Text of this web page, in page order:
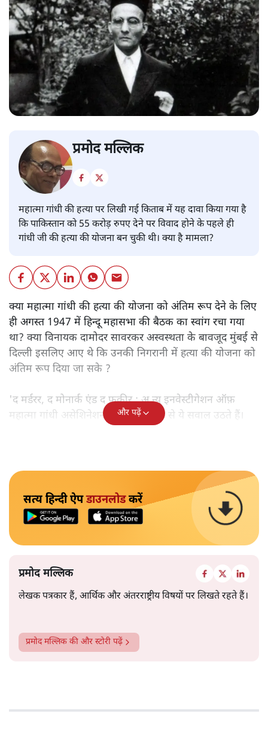
प्रमोद मल्लिक
महात्मा गांधी की हत्या पर लिखी गई किताब में यह दावा किया गया है
कि पाकिस्तान को 55 करोड़ रुपए देने पर विवाद होने के पहले ही
गांधी जी की हत्या की योजना बन चुकी थी। क्या है मामला?
क्या महात्मा गांधी की हत्या की योजना को अंतिम रूप देने के लिए
ही अगस्त 1947 में हिन्दू महासभा की बैठक का स्वांग रचा गया
था? क्या विनायक दामोदर सावरकर अस्वस्थता के बावजूद मुंबई से
दिल्ली इसलिए आए थे कि उनकी निगरानी में हत्या की योजना को
अंतिम रूप दिया जा सके ?
'द मर्डरर, द मोनार्क एंड द फ़कीर : अ न्यू इनवेस्टीगेशन ऑफ़
महात्मा गांधी असेशिनेशन' नामक किताब से ये सवाल उठते हैं।
और पढ़ें
सत्य हिन्दी ऐपडाउनलोडकरें
प्रमोद मल्लिक
लेखक पत्रकार हैं, आर्थिक और अंतरराष्ट्रीय विषयों पर लिखते रहते हैं।
प्रमोद मल्लिक की और स्टोरी पढ़ें